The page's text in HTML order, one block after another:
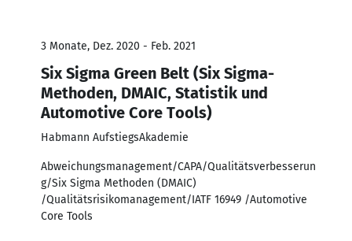
3 Monate, Dez. 2020 - Feb. 2021
Six Sigma Green Belt (Six Sigma-
Methoden, DMAIC, Statistik und
Automotive Core Tools)
Habmann AufstiegsAkademie
Abweichungsmanagement/CAPA/Qualitätsverbesserun
g/Six Sigma Methoden (DMAIC)
/Qualitätsrisikomanagement/IATF 16949 /Automotive
Core Tools